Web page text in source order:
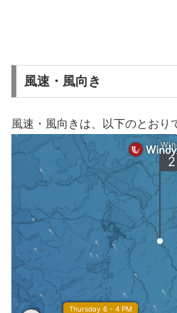
風速・風向き
風速・風向きは、以下のとおり